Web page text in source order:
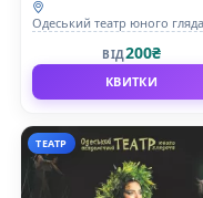
Одеський театр юного
ВІД200₴
КВИТКИ
ТЕАТР